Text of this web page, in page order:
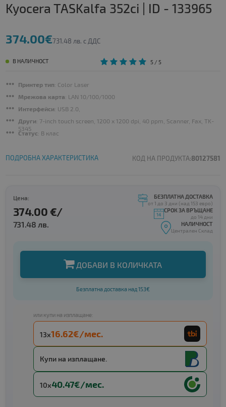
Kyocera TASKalfa 352ci | ID - 133965
374.00€731.48 лв. с ДДС
В НАЛИЧНОСТ 5/ 5
Принтер тип: Color Laser
Мрежова карта: LAN 10/100/1000
Интерфейси: USB 2.0,
Други: 7-inch touch screen, 1200 x 1200 dpi, 40 ppm, Scanner, Fax, TK-
5345
Статус: B клас
ПОДРОБНА ХАРАКТЕРИСТИКА КОД НА ПРОДУКТА:80127581
Цена:
374.00 €/
731.48 лв.
БЕЗПЛАТНА ДОСТАВКА
от 1 до 3 дни (над 153 евро)
СРОК ЗА ВРЪЩАНЕ
до 14 дни
НАЛИЧНОСТ
Централен Склад
ДОБАВИ В КОЛИЧКАТА
Безплатна доставка над 153€
или купи на изплащане:
13x16.62€/мес.
Купи на изплащане.
10x40.47€/мес.